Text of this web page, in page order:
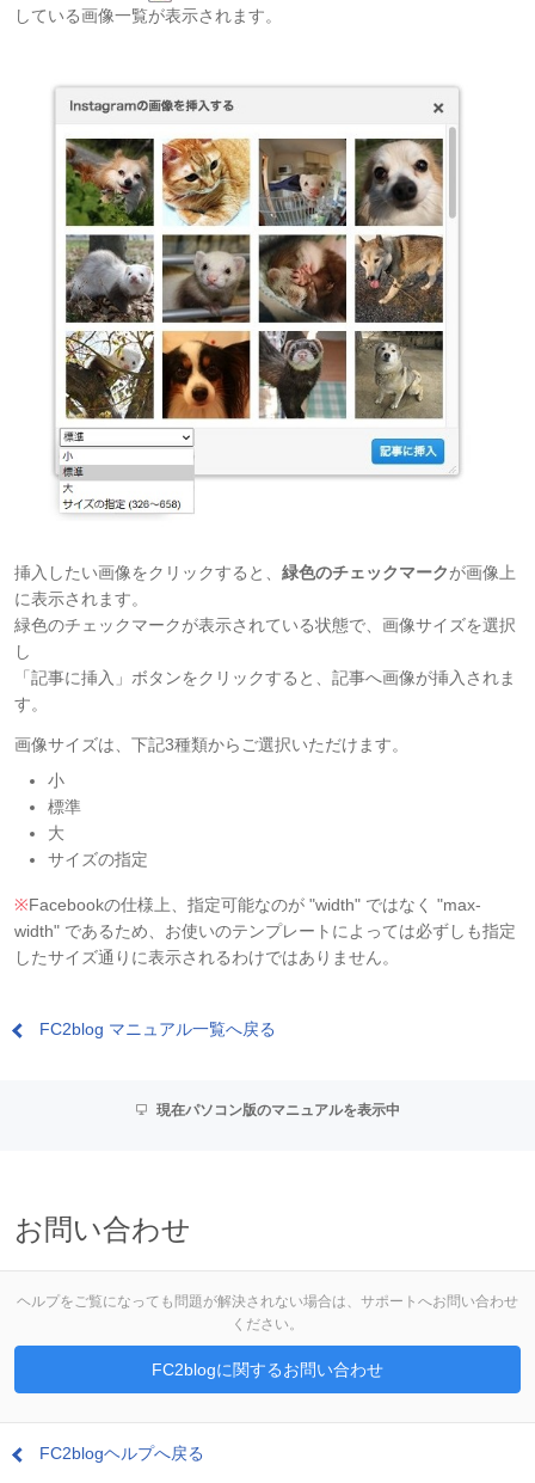
している画像一覧が表示されます。
挿入したい画像をクリックすると、 緑色のチェックマークが画像上
に表示されます。
緑色のチェックマークが表示されている状態で、画像サイズを選択
し
「記事に挿入」ボタンをクリックすると、記事へ画像が挿入されま
す。
画像サイズは、下記3種類からご選択いただけます。
小
標準
大
サイズの指定
※Facebookの仕様上、指定可能なのが "width" ではなく "max-
width" であるため、お使いのテンプレートによっては必ずしも指定
したサイズ通りに表示されるわけではありません。
FC2blog マニュアル一覧へ戻る
現在パソコン版のマニュアルを表示中
お問い合わせ
ヘルプをご覧になっても問題が解決されない場合は、サポートへお問い合わせ
ください。
FC2blogに関するお問い合わせ
FC2blogヘルプへ戻る